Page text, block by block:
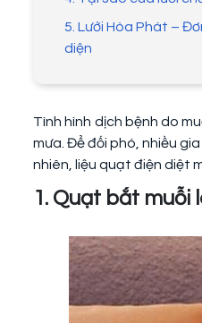
5. Lưới Hòa Phát –
diện
Tình hình dịch bệnh do
mưa. Để đối phó, nhiều
nhiên, liệu quạt điện diệt
1. Quạt bắt